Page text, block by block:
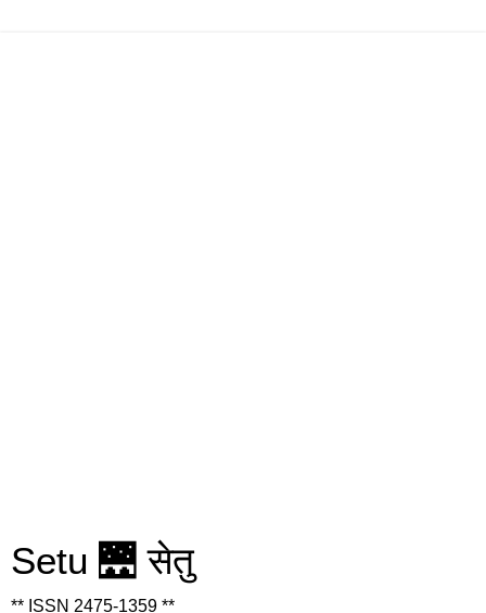
Setu 🌉 सेतु
** ISSN 2475-1359 **